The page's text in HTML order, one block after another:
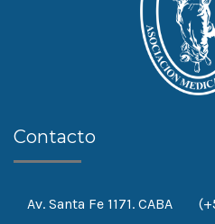
Contacto
Av. Santa Fe 1171. CABA